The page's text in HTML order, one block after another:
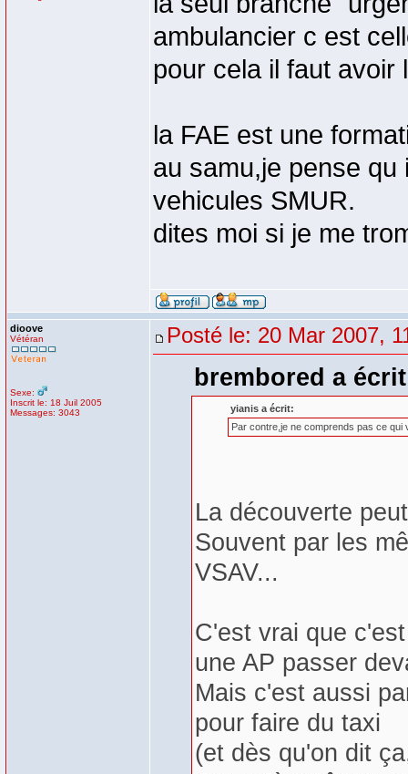
ambulancier c est
pour cela il faut
la FAE est une
au samu,je pense
vehicules SMUR.
dites moi si je me
dioove
Vétéran
Sexe:
Inscrit le: 18 Juil 2005
Messages: 3043
Posté le: 20 Mar 2007,
brembored a
yianis a écrit:
Par contre,je ne comprends pas ce
La découverte
Souvent par les
VSAV...
C'est vrai que
une AP passer
Mais c'est aussi
pour faire du taxi
(et dès qu'on dit